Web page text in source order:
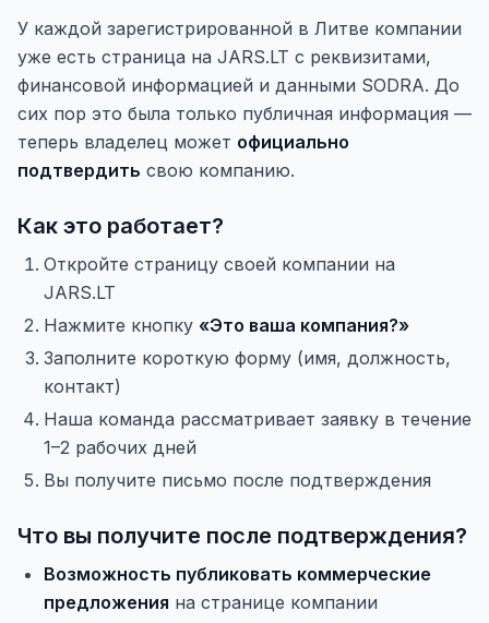
У каждой зарегистрированной в Литве компании
уже есть страница на JARS.LT с реквизитами,
финансовой информацией и данными SODRA. До
сих пор это была только публичная информация —
теперь владелец может официально
подтвердить свою компанию.
Как это работает?
Откройте страницу своей компании на
JARS.LT
Нажмите кнопку «Это ваша компания?»
Заполните короткую форму (имя, должность,
контакт)
Наша команда рассматривает заявку в течение
1–2 рабочих дней
Вы получите письмо после подтверждения
Что вы получите после подтверждения?
Возможность публиковать коммерческие
предложения на странице компании